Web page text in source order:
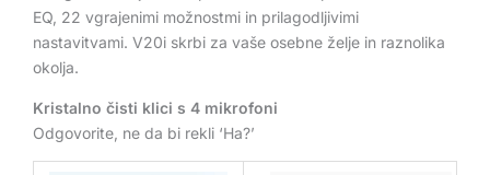
EQ, 22 vgrajenimi možnostmi in prilagodljivimi
nastavitvami. V20i skrbi za vaše osebne želje in raznolika
okolja.
Kristalno čisti klici s 4 mikrofoni
Odgovorite, ne da bi rekli ‘Ha?’